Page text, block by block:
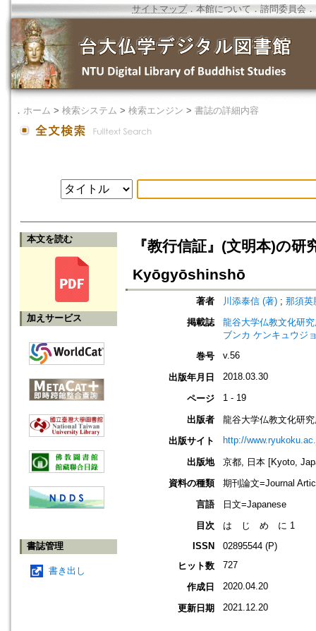
サイトマップ．本館について ． 諮問委員会 ．
． ホーム > 検索システム > 検索エンジン > 書誌の詳細内容
本文を読む
加えサービス
書誌管理
書き出し
『教行信証』(文明本)の
Kyōgyōshinshō
著者 川添泰信 (著) ; 那須英
掲載誌
龍谷大学仏教文化研
ブンカ ケンキュウジ
巻号
v.56
出版年月日 2018.03.30
ページ 1 - 19
出版者
龍谷大学仏教文化研
出版サイト
http://
出版地
京都, 日本 [Kyoto,
資料の種類
期刊論文=Journal
言語
日文=Japanese
目次
は じ め に 1
ISSN
02895544 (P)
ヒット数
727
作成日 2020.04.20
更新日期 2021.12.20